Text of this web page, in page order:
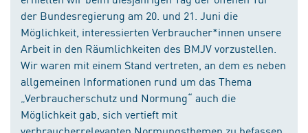
der Bundesregierung am 20. und 21. Juni die
Möglichkeit, interessierten Verbraucher*innen unsere
Arbeit in den Räumlichkeiten des BMJV vorzustellen.
Wir waren mit einem Stand vertreten, an dem es neben
allgemeinen Informationen rund um das Thema
„Verbraucherschutz und Normung“ auch die
Möglichkeit gab, sich vertieft mit